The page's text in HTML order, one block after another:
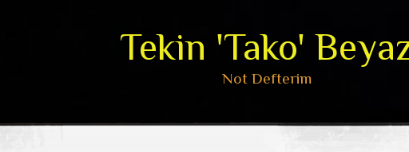
Tekin 'Tako'
Not Defterim